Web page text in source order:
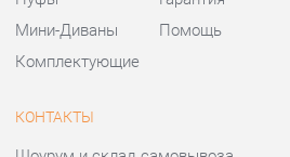
Адрес: г. Екатеринбург,
ул.Металлургов, 84
Телефон: +7 (343) 383-36-37